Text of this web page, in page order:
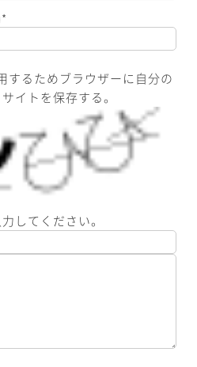
*
するためブラウザーに自分の
イトを保存する。
してください。